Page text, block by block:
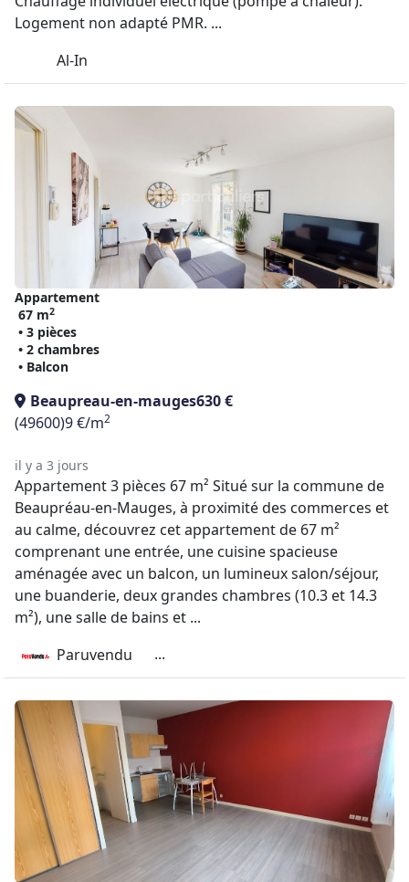
Logement non adapté PMR. ...
Al-In
Appartement
67 m2
• 3 pièces
• 2 chambres
• Balcon
Beaupreau-en-mauges630 €
(49600)9 €/m2
il y a 3 jours
Appartement 3 pièces 67 m² Situé sur la commune de
Beaupréau-en-Mauges, à proximité des commerces et
au calme, découvrez cet appartement de 67 m²
comprenant une entrée, une cuisine spacieuse
aménagée avec un balcon, un lumineux salon/séjour,
une buanderie, deux grandes chambres (10.3 et 14.3
m²), une salle de bains et ...
Paruvendu
...